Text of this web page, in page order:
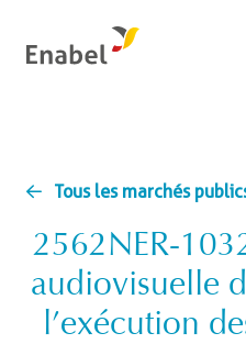
Tous les marchés
2562NER-
audiovisuelle
l’exécution